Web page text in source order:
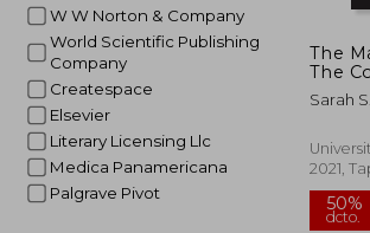
W W Norton & Company
World Scientific Publishing
Company
Createspace
Elsevier
Literary Licensing Llc
Medica Panamericana
Palgrave Pivot
The
The
Fetal
Sarah
2021,